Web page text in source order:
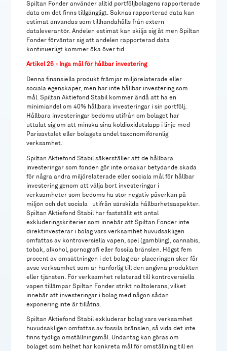
Spiltan Fonder använder alltid portföljbolagens rapporterade
data om det finns tillgängligt. Saknas rapporterad data kan
estimat användas som tillhandahålls från extern
dataleverantör. Andelen estimat kan skilja sig åt men Spiltan
Fonder förväntar sig att andelen rapporterad data
kontinuerligt kommer öka över tid.
Artikel 26 - Inga mål för hållbar investering
Denna finansiella produkt främjar miljörelaterade eller
sociala egenskaper, men har inte hållbar investering som
mål. Spiltan Aktiefond Stabil kommer ändå att ha en
minimiandel om 40% hållbara investeringar i sin portfölj.
Hållbara investeringar bedöms utifrån om bolaget har
uttalat sig om att minska sina koldioxidutsläpp i linje med
Parisavtalet eller bolagets andel taxonomiförenlig
verksamhet.
Spiltan Aktiefond Stabil säkerställer att de hållbara
investeringar som fonden gör inte orsakar betydande skada
för några andra miljörelaterade eller sociala mål för hållbar
investering genom att välja bort investeringar i
verksamheter som bedöms ha stor negativ påverkan på
miljön och det sociala utifrån särskilda hållbarhetsaspekter.
Spiltan Aktiefond Stabil har fastställt ett antal
exkluderingskriterier som innebär att Spiltan Fonder inte
direktinvesterar i bolag vars verksamhet huvudsakligen
omfattas av kontroversiella vapen, spel (gambling), cannabis,
tobak, alkohol, pornografi eller fossila bränslen. Högst fem
procent av omsättningen i det bolag där placeringen sker får
avse verksamhet som är hänförlig till den angivna produkten
eller tjänsten. För verksamhet relaterad till kontroversiella
vapen tillämpar Spiltan Fonder strikt nolltolerans, vilket
innebär att investeringar i bolag med någon sådan
exponering inte är tillåtna.
Spiltan Aktiefond Stabil exkluderar bolag vars verksamhet
huvudsakligen omfattas av fossila bränslen, så vida det inte
finns tydliga omställningsmål. Undantag kan göras om
bolaget som helhet har konkreta mål för omställning till en